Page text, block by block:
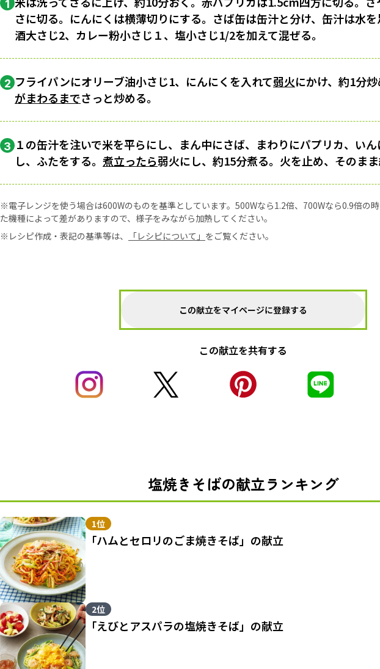
1
さに切る。にんにくは横薄切りにする。さば缶は缶汁と分け、缶汁は水
酒大さじ2、カレー粉小さじ１、塩小さじ1/2を加えて混ぜる。
2 フライパンにオリーブ油小さじ1、にんにくを入れて弱火にかけ、約1分
がまわるまでさっと炒める。
3 １の缶汁を注いで米を平らにし、まん中にさば、まわりにパプリカ、い
し、ふたをする。 煮立ったら弱火にし、約15分煮る。火を止め、そのま
※電子レンジを使う場合は600Wのものを基準としています。500Wなら1.2倍、700Wなら0.9倍の
た機種によって差がありますので、様子をみながら加熱してください。
※レシピ作成・表記の基準等は、
「レシピについて」 をご覧ください。
この献立をマイページに登録する
この献立を共有する
塩焼きそばの献立ランキング
1位
「ハムとセロリのごま焼きそば」の献立
2位
「えびとアスパラの塩焼きそば」の献立